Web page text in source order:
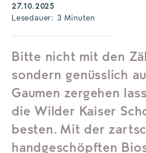
27.10.2025
Lesedauer: 3 Minuten
Bitte nicht mit den
sondern genüsslich
Gaumen zergehen
die Wilder Kaiser
besten. Mit der
handgeschöpften